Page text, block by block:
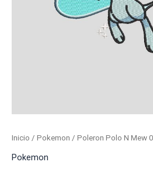
Inicio / Pokemon / Poleron Polo N Mew
Pokemon